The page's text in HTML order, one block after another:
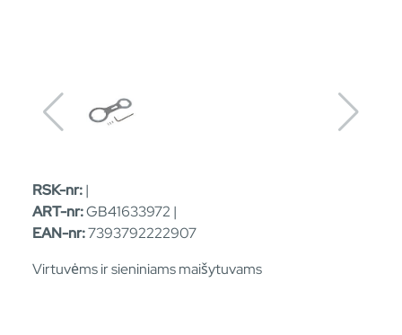
RSK-nr:|
ART-nr:GB41633972 |
EAN-nr:7393792222907
Virtuvėms ir sieniniams maišytuvams